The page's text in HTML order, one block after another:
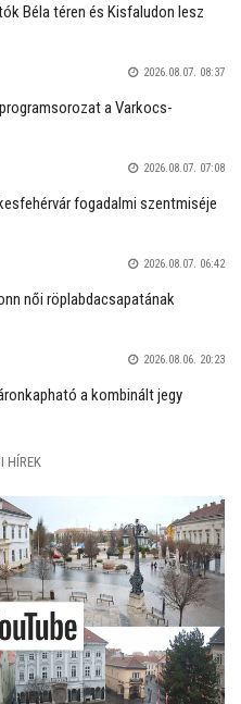
Béla téren és Kisfaludon lesz
2026.08.07. 08:37
a Varkocs-
2026.08.07. 07:08
fogadalmi szentmiséje
2026.08.07. 06:42
női röplabdacsapatának
2026.08.06. 20:23
a kombinált jegy
HÍREK